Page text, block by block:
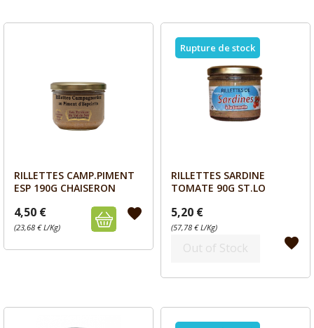
 Aperçu
RILLETTES CAMP.PIMENT
ESP 190G CHAISERON
4,50 €
(23,68 € L/Kg)
favorite
 Aperçu
RILLETTES SARDINE
TOMATE 90G ST.LO
5,20 €
(57,78 € L/Kg)
Out of Stock favorite
Rupture de stock